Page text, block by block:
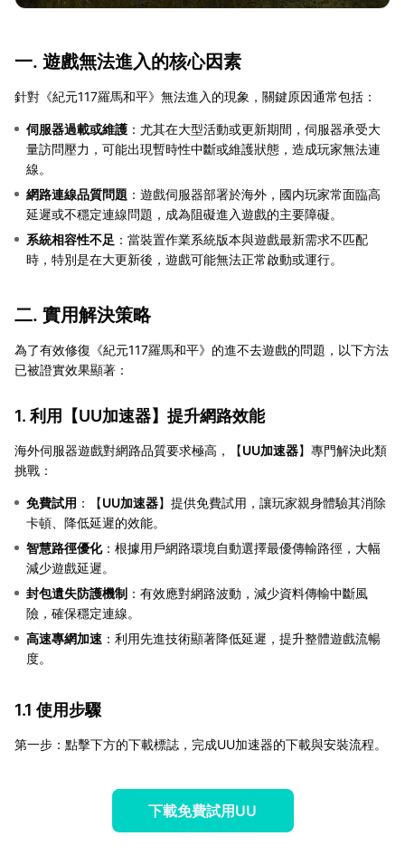
一. 遊戲無法進入的核心因素
針對《紀元117羅馬和平》無法進入的現象，關鍵原因通常包括：
伺服器過載或維護 ：尤其在大型活動或更新期間，伺服器承受大
量訪問壓力，可能出現暫時性中斷或維護狀態，造成玩家無法連
線。
網路連線品質問題 ：遊戲伺服器部署於海外，國内玩家常面臨高
延遲或不穩定連線問題，成為阻礙進入遊戲的主要障礙。
系統相容性不足 ：當裝置作業系統版本與遊戲最新需求不匹配
時，特別是在大更新後，遊戲可能無法正常啟動或運行。
二. 實用解決策略
為了有效修復《紀元117羅馬和平》的進不去遊戲的問題，以下方法
已被證實效果顯著：
1. 利用【UU加速器】提升網路效能
海外伺服器遊戲對網路品質要求極高，【UU加速器】專門解決此類
挑戰：
免費試用 ：【UU加速器】提供免費試用，讓玩家親身體驗其消除
卡頓、降低延遲的效能。
智慧路徑優化：根據用戶網路環境自動選擇最優傳輸路徑，大幅
減少遊戲延遲。
封包遺失防護機制 ：有效應對網路波動，減少資料傳輸中斷風
險，確保穩定連線。
高速專網加速 ：利用先進技術顯著降低延遲，提升整體遊戲流暢
度。
1.1 使用步驟
第一步：點擊下方的下載標誌，完成UU加速器的下載與安裝流程。
下載免費試用UU